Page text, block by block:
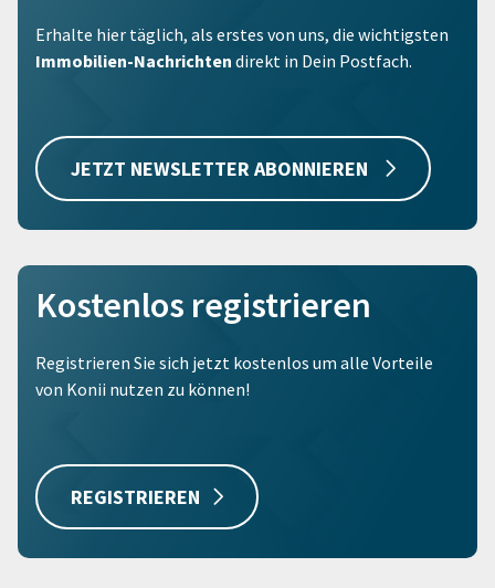
Erhalte hier täglich, als erstes von uns, die wichtigsten
Immobilien-Nachrichten direkt in Dein Postfach.
JETZT NEWSLETTER ABONNIEREN
Kostenlos registrieren
Registrieren Sie sich jetzt kostenlos um alle Vorteile
von Konii nutzen zu können!
REGISTRIEREN